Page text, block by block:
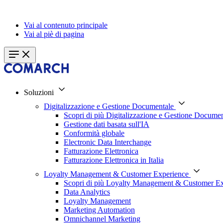
Vai al contenuto principale
Vai al piè di pagina
Soluzioni
Digitalizzazione e Gestione Documentale
Scopri di più Digitalizzazione e Gestione
Gestione dati basata sull'IA
Conformità globale
Electronic Data Interchange
Fatturazione Elettronica
Fatturazione Elettronica in Italia
Loyalty Management & Customer Experience
Scopri di più Loyalty Management & Customer
Data Analytics
Loyalty Management
Marketing Automation
Omnichannel Marketing